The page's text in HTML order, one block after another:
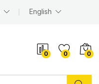
English
0 0 0